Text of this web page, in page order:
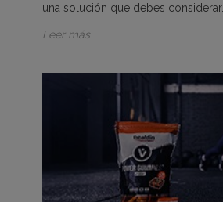
una solución que debes considerar.
Leer más